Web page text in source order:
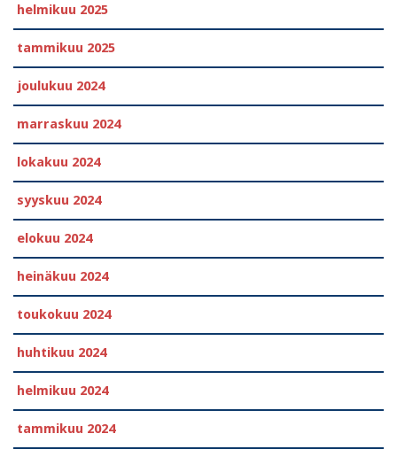
helmikuu 2025
tammikuu 2025
joulukuu 2024
marraskuu 2024
lokakuu 2024
syyskuu 2024
elokuu 2024
heinäkuu 2024
toukokuu 2024
huhtikuu 2024
helmikuu 2024
tammikuu 2024